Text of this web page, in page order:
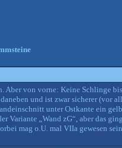
Aber von vorne: Keine Schlinge
und ist zwar sicherer (vor
unter Ostkante ein
Variante „Wand zG“, aber das
mag o.U. mal VIIa gewesen